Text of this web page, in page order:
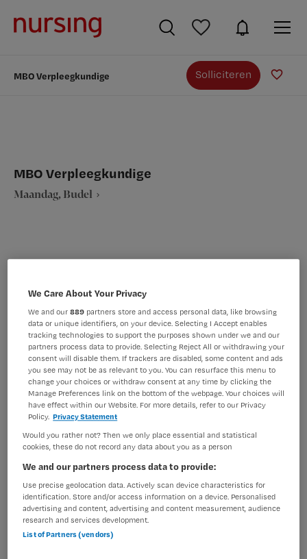
MBO Verpleegkundige Solliciteren
MBO Verpleegkundige
Maandag, Budel
Verpleegkunde
BRANCHE
Instelling/tehuis
AANSTELLING
Niet nader bepaald
9 juni 2026 MBO
ERVARING
Junior
DIENSTVERBAND
Vacature niet beschikbaar
Deze vacature MBO Verpleegkundige bij Maandag is niet
meer actueel. Hieronder staan enkele vergelijkbare
vacatures die voor u wellicht interessant zijn.
We Care About Your Privacy
We and our889 partners store and access personal data, like browsing
data or unique identifiers, on your device. Selecting I Accept enables
tracking technologies to support the purposes shown under we and our
partners process data to provide. Selecting Reject All or withdrawing your
consent will disable them. If trackers are disabled, some content and ads
you see may not be as relevant to you. You can resurface this menu to
change your choices or withdraw consent at any time by clicking the
Manage Preferences link on the bottom of the webpage. Your choices will
have effect within our Website. For more details, refer to our Privacy
Policy. Privacy Statement
Would you rather not? Then we only place essential and statistical
cookies, these do not record any data about you as a person
We and our partners process data to provide:
Use precise geolocation data. Actively scan device characteristics for
identification. Store and/or access information on a device. Personalised
advertising and content, advertising and content measurement, audience
research and services development.
List of Partners (vendors)